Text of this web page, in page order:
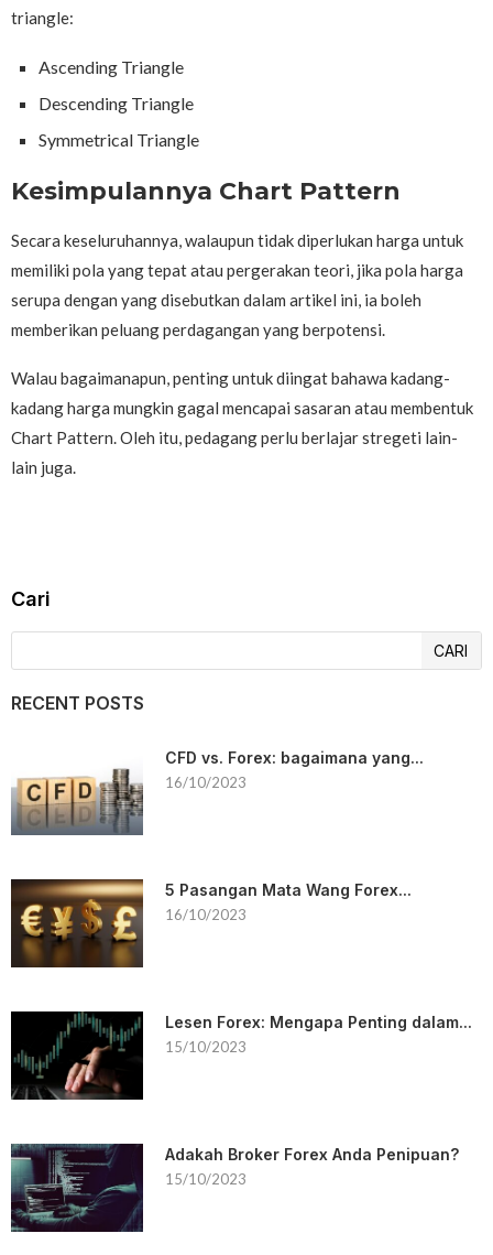
triangle:
Ascending Triangle
Descending Triangle
Symmetrical Triangle
Kesimpulannya Chart Pattern
Secara keseluruhannya, walaupun tidak diperlukan harga untuk
memiliki pola yang tepat atau pergerakan teori, jika pola harga
serupa dengan yang disebutkan dalam artikel ini, ia boleh
memberikan peluang perdagangan yang berpotensi.
Walau bagaimanapun, penting untuk diingat bahawa kadang-
kadang harga mungkin gagal mencapai sasaran atau membentuk
Chart Pattern. Oleh itu, pedagang perlu berlajar stregeti lain-
lain juga.
Cari
CARI
RECENT POSTS
CFD vs. Forex: bagaimana yang...
16/10/2023
5 Pasangan Mata Wang Forex...
16/10/2023
Lesen Forex: Mengapa Penting dalam...
15/10/2023
Adakah Broker Forex Anda Penipuan?
15/10/2023